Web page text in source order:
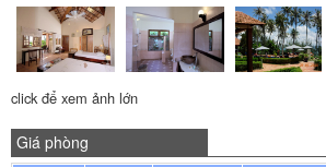
click để xem ảnh lớn
Giá phòng